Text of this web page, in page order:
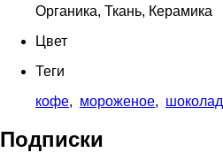
Органика, Ткань, Керамика
Цвет
Теги
кофе, мороженое, шоколад
Подписки